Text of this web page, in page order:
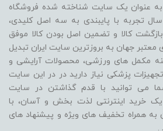
به عنوان یک سایت شناخته شده فروشگاه
تجربه با پایبندی به سه اصل کلیدی،
کالا و تضمین اصل بودن کالا موفق
جهان به بروزترین سایت ایران تبدیل
مکمل های ورزشی، محصولات آرایشی و
پزشکی نیاز دارید در در این سایت
می توانید با قدم گذاشتن در سایت
یک خرید اینترنتی لذت بخش و آسان، با
همراه تخفیف های ویژه و پیشنهاد های
.